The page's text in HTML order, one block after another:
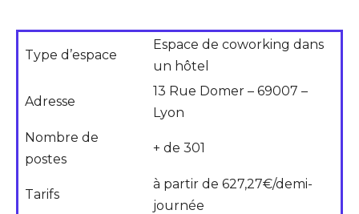
Type d’espace
Espace de coworking dans
un hôtel
Adresse
13 Rue Domer – 69007 –
Lyon
Nombre de
postes
+ de 301
Tarifs
à partir de 627,27€/demi-
journée